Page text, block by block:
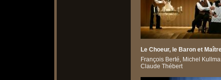
Le Choeur, le Baron et
François Berté, Michel
Claude Thébert